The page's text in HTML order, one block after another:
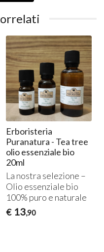
Erboristeria
Puranatura - Tea tree
olio essenziale bio
20ml
La nostra selezione –
Olio essenziale bio
100% puro e naturale
€ 13,90